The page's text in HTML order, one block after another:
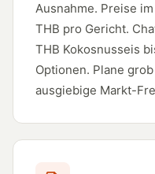
Ausnahme. Preise
THB pro Gericht.
THB Kokosnusseis
Optionen. Plane
ausgiebige Markt-